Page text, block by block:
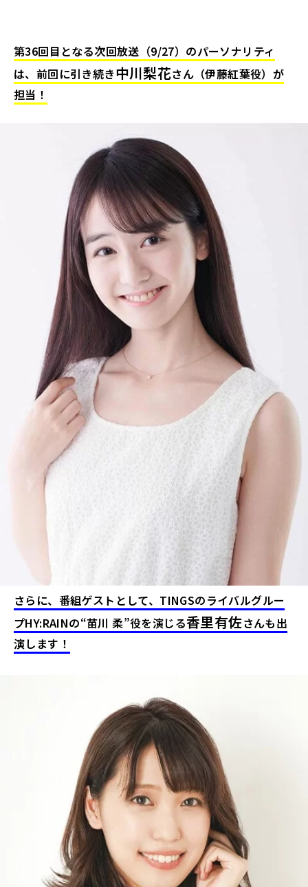
第36回目となる次回放送（9/27）のパーソナリティ
は、前回に引き続き中川梨花さん（伊藤紅葉役）が
担当！
さらに、番組ゲストとして、TINGSのライバルグルー
プHY:RAINの“苗川 柔”役を演じる香里有佐さんも出
演します！